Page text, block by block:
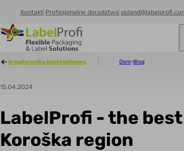
Kontakt Profesjonalne doradztwo
breadcrumbs.backtoallnews Dom>Blog
15.04.2024
LabelProfi - the
Koroška region